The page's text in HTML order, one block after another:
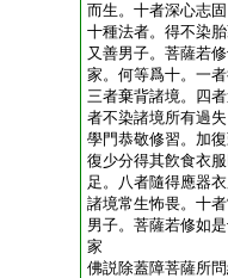
而生。十者深心志
十種法者。得不染
又善男子。菩薩若
家。何等爲十。一
三者棄背諸境。四
者不染諸境所有過
學門恭敬修習。加
復少分得其飮食衣
足。八者隨得應器
諸境常生怖畏。十
男子。菩薩若修如
家
佛説除蓋障菩薩所